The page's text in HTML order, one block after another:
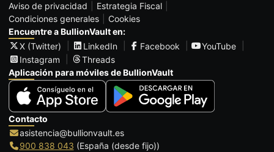
Aviso de privacidad
Estrategia Fiscal
Condiciones generales
Cookies
Encuentre a BullionVault en:
X (Twitter)
LinkedIn Facebook
YouTube
Instagram
Threads
Aplicación para móviles de BullionVault
Contacto
asistencia@bullionvault.es
900 838 043 (España (desde fijo))